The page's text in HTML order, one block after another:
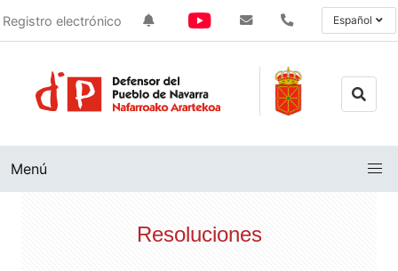
Registro electrónico Español
Menú
Resoluciones